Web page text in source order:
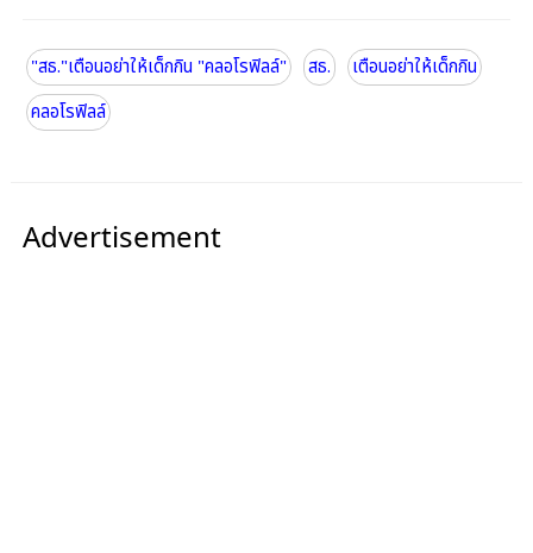
"สธ."เตือนอย่าให้เด็กกิน "คลอโรฟิลล์" สธ.
เตือนอย่าให้เด็กกิน
คลอโรฟิลล์
Advertisement